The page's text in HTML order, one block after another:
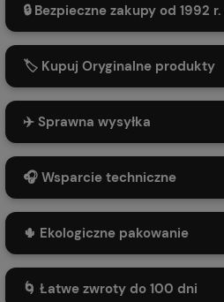
🔒 Bezpieczne zakupy od 1992 r.
🏷️ Kupuj Oryginalne produkty
✈️ Sprawna wysyłka
🎧 Wsparcie techniczne
🌵 Ekologiczne pakowanie
🌀 Łatwe zwroty do 100 dni